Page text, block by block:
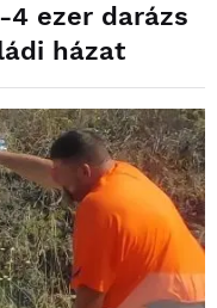
ezer darázs
házat